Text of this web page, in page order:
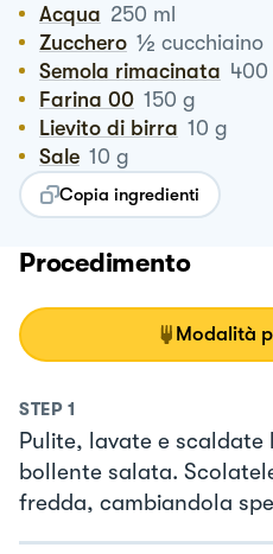
Acqua 250 ml
Zucchero ½ cucchiaino
Semola rimacinata 400
Farina 00 150 g
Lievito di birra 10 g
Sale 10 g
Copia ingredienti
Procedimento
Modalità
STEP 1
Pulite, lavate e scaldate
bollente salata.
fredda, cambiandola